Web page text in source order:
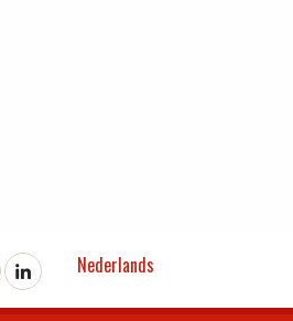
Nederlands